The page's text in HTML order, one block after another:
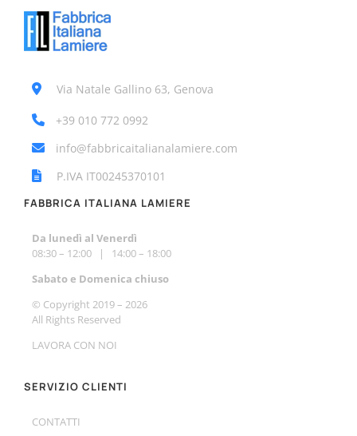
Via Natale Gallino 63, Genova
+39 010 772 0992
info@fabbricaitalianalamiere.com
P.IVA IT00245370101
FABBRICA ITALIANA LAMIERE
Da lunedì al Venerdì
08:30 – 12:00 | 14:00 – 18:00
Sabato e Domenica chiuso
© Copyright 2019 – 2026
All Rights Reserved
LAVORA CON NOI
SERVIZIO CLIENTI
CONTATTI